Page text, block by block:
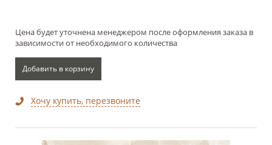
Цена будет уточнена менеджером после оформления заказа в
зависимости от необходимого количества
Добавить в корзину
Хочу купить, перезвоните